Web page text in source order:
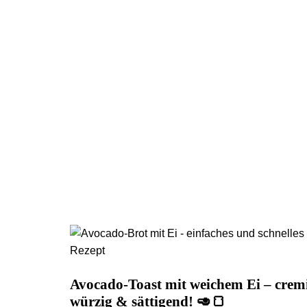
Avocado-Toast mit weichem Ei –
würzig & sättigend! 🥑🍞